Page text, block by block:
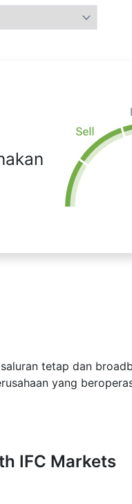
tetap dan
yang
IFC Markets